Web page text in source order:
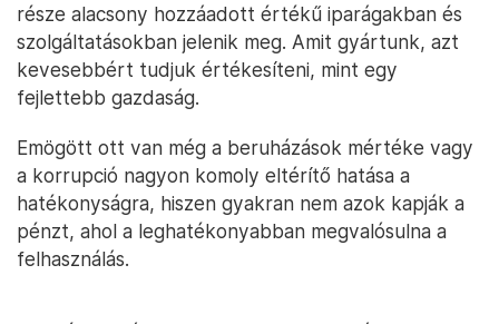
része alacsony hozzáadott értékű iparágakban és
szolgáltatásokban jelenik meg. Amit gyártunk, azt
kevesebbért tudjuk értékesíteni, mint egy
fejlettebb gazdaság.
Emögött ott van még a beruházások mértéke vagy
a korrupció nagyon komoly eltérítő hatása a
hatékonyságra, hiszen gyakran nem azok kapják a
pénzt, ahol a leghatékonyabban megvalósulna a
felhasználás.